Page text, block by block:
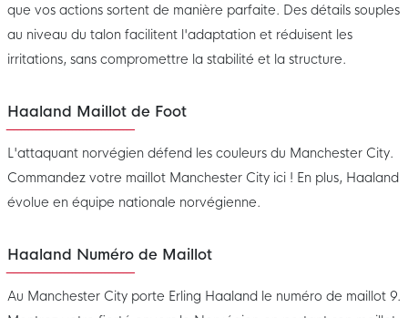
que vos actions sortent de manière parfaite. Des détails souples
au niveau du talon facilitent l'adaptation et réduisent les
irritations, sans compromettre la stabilité et la structure.
Haaland Maillot de Foot
L'attaquant norvégien défend les couleurs du Manchester City.
Commandez votre maillot Manchester City ici ! En plus, Haaland
évolue en équipe nationale norvégienne.
Haaland Numéro de Maillot
Au Manchester City porte Erling Haaland le numéro de maillot 9.